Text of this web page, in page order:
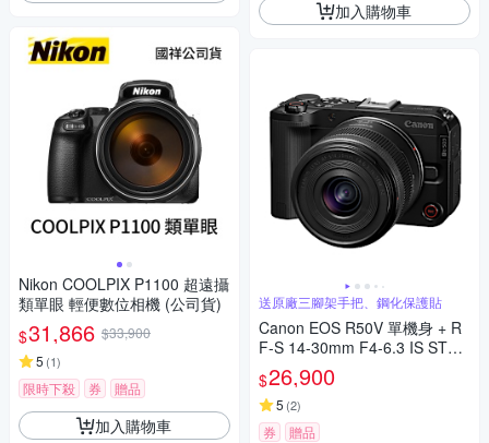
Nikon COOLPIX P1100 超遠攝
類單眼 輕便數位相機 (公司貨)
$31,866 $33,900
5 (1)
限時下殺 券 贈品
加入購物車
加入購物車
送原廠三腳架手把、鋼化保護貼
Canon EOS R50V 單機身 + R
F-S 14-30mm F4-6.3 IS STM
PZ 變焦鏡組 公司貨
$26,900
5 (2)
券 贈品